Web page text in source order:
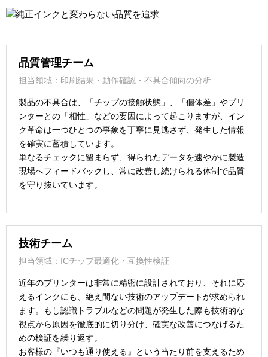
品質管理チーム
担当領域：印刷結果・動作確認・不具合傾向の分析
製品の不具合は、「チップの接触状態」、「個体差」やプリ
ンターとの「相性」などの要因によって起こりますが、イン
ク革命は一つひとつの事象を丁寧に見逃さず、発生した情報
を確実に蓄積しています。
単なるチェックに留まらず、得られたデータを速やかに製造
現場へフィードバックし、常に改善し続けられる体制で品質
を守り抜いています。
技術チーム
担当領域：ICチップ最適化・互換性検証
近年のプリンターは非常に精密に設計されており、それに応
えるインクにも、絶え間ない技術のアップデートが求められ
ます。もし認識トラブルなどの問題が発生した際も技術的な
視点から原因を徹底的に切り分け、確実な改善につなげるた
めの検証を繰り返す。
お客様の『いつも通り使える』という当たり前を支えるため